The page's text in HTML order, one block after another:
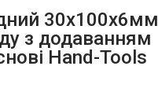
30х100х6мм
з додаванням
Hand-Tools